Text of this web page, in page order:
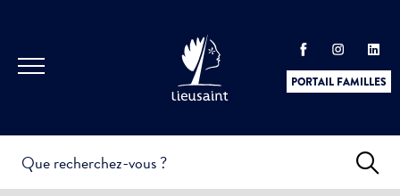
PORTAIL FAMILLES